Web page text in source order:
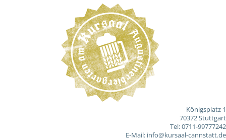
Königsplatz 1
70372 Stuttgart
Tel: 0711-99777242
E-Mail: info@kursaal-cannstatt.de